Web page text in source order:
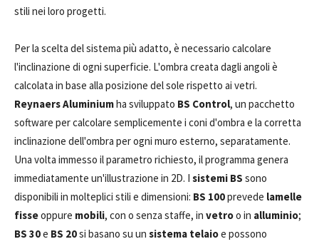
stili nei loro progetti.
Per la scelta del sistema più adatto, è necessario calcolare
l'inclinazione di ogni superficie. L'ombra creata dagli angoli è
calcolata in base alla posizione del sole rispetto ai vetri.
Reynaers Aluminiumha sviluppato BS Control, un pacchetto
software per calcolare semplicemente i coni d'ombra e la corretta
inclinazione dell'ombra per ogni muro esterno, separatamente.
Una volta immesso il parametro richiesto, il programma genera
immediatamente un'illustrazione in 2D. I sistemi BS sono
disponibili in molteplici stili e dimensioni: BS 100prevede lamelle
fisseoppure mobili, con o senza staffe, in vetroo in alluminio;
BS 30e BS 20si basano su un sistema telaioe possono